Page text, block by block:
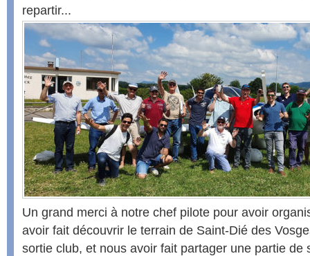
repartir...
Un grand merci à notre chef pilote pour avoir
avoir fait découvrir le terrain de Saint-Dié des
sortie club, et nous avoir fait partager une partie de